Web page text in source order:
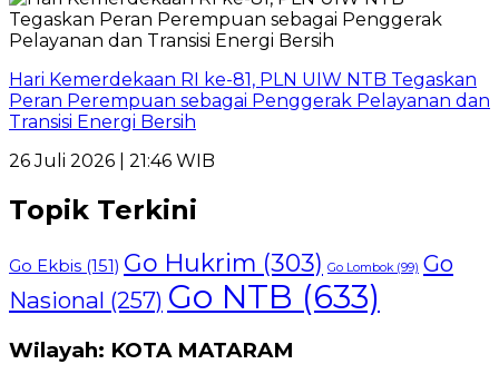
Hari Kemerdekaan RI ke-81, PLN UIW NTB Tegaskan
Peran Perempuan sebagai Penggerak Pelayanan dan
Transisi Energi Bersih
26 Juli 2026 | 21:46 WIB
Topik Terkini
Go Ekbis (151) Go Hukrim (303) Go Lombok(99) Go
Nasional (257) Go NTB (633)
Wilayah: KOTA MATARAM